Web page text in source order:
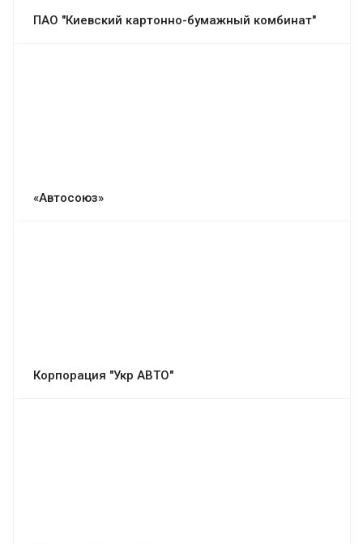
ПАО "Киевский картонно-бумажный комбинат"
«Автосоюз»
Корпорация "Укр АВТО"